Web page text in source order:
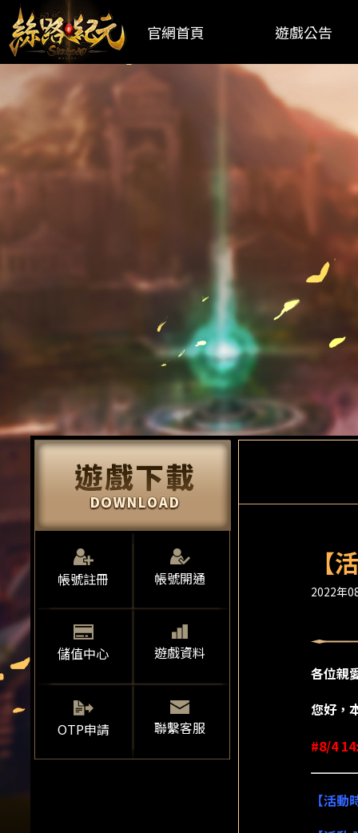
官網首頁 遊戲公告
帳號註冊 帳號開通
儲值中心 遊戲資料
OTP申請 聯繫客服
【
2022年
各位親
您好，
#8/4
【活動